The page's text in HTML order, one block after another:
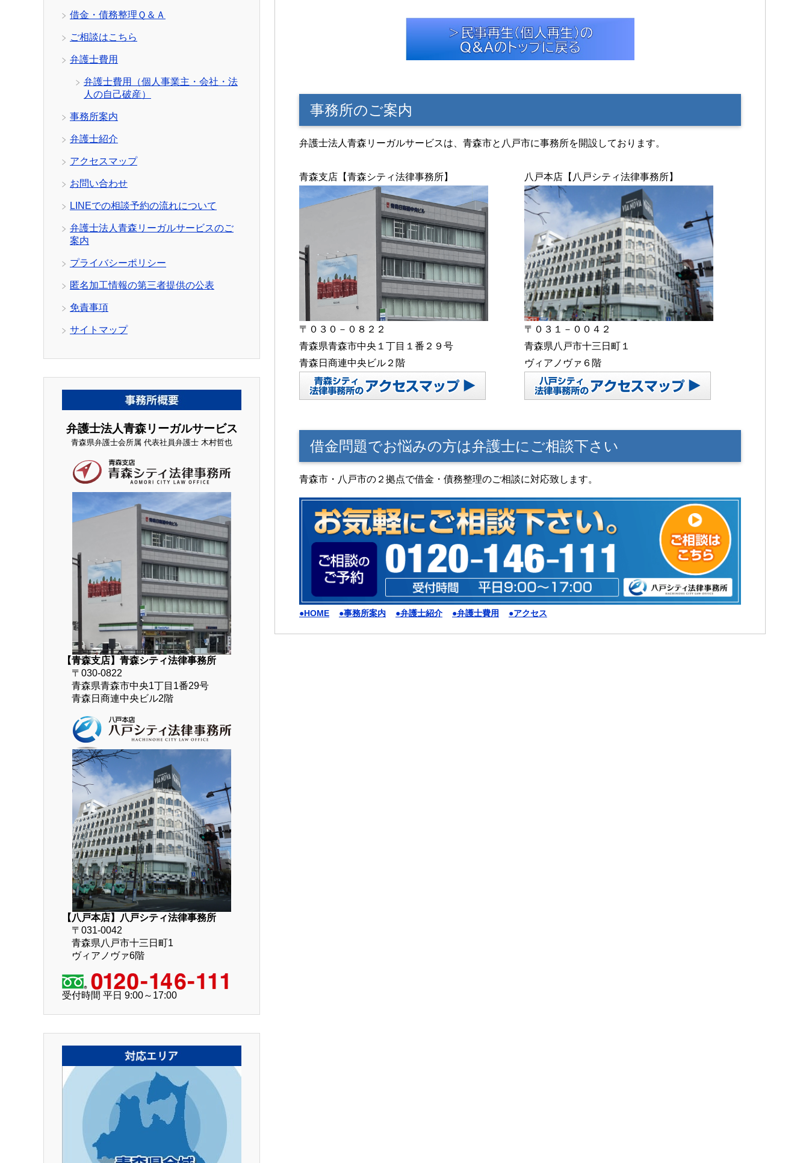
事務所のご案内
弁護士法人青森リーガルサービスは、青森市と八戸市に事務所を開設しております。
青森支店【青森シティ法律事務所】
〒０３０－０８２２
青森県青森市中央１丁目１番２９号
青森日商連中央ビル２階
八戸本店【八戸シティ法律事務所】
〒０３１－００４２
青森県八戸市十三日町１
ヴィアノヴァ６階
借金問題でお悩みの方は弁護士にご相談下さい
青森市・八戸市の２拠点で借金・債務整理のご相談に対応致します。
●HOME ●事務所案内 ●弁護士紹介 ●弁護士費用 ●アクセス
借金・債務整理Ｑ＆Ａ
ご相談はこちら
弁護士費用
弁護士費用（個人事業主・会社・法
人の自己破産）
事務所案内
弁護士紹介
アクセスマップ
お問い合わせ
LINEでの相談予約の流れについて
弁護士法人青森リーガルサービスのご
案内
プライバシーポリシー
匿名加工情報の第三者提供の公表
免責事項
サイトマップ
弁護士法人青森リーガルサービス
青森県弁護士会所属 代表社員弁護士 木村哲也
【青森支店】青森シティ法律事務所
〒030-0822
青森県青森市中央1丁目1番29号
青森日商連中央ビル2階
【八戸本店】八戸シティ法律事務所
〒031-0042
青森県八戸市十三日町1
ヴィアノヴァ6階
受付時間 平日 9:00～17:00